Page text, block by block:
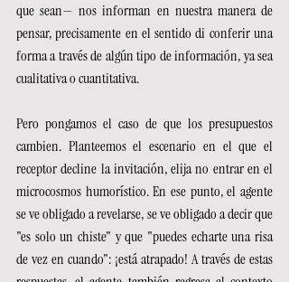
que sean— nos informan en nuestra manera de
pensar, precisamente en el sentido di conferir una
forma a través de algún tipo de información, ya sea
cualitativa o cuantitativa.
Pero pongamos el caso de que los presupuestos
cambien. Planteemos el escenario en el que el
receptor decline la invitación, elija no entrar en el
microcosmos humorístico. En ese punto, el agente
se ve obligado a revelarse, se ve obligado a decir que
"es solo un chiste" y que "puedes echarte una risa
de vez en cuando": ¡está atrapado! A través de estas